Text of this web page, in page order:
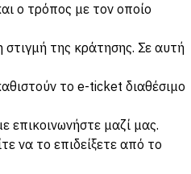
ο τρόπος με τον οποίο
της κράτησης. Σε αυτή
το e-ticket διαθέσιμο
επικοινωνήστε μαζί μας.
να το επιδείξετε από το